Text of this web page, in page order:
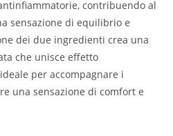
contribuendo al
sensazione di equilibrio e
dei due ingredienti crea una
che unisce effetto
per accompagnare i
una sensazione di comfort e